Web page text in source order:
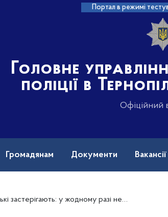
Портал в режимі
Головне
поліції в
Офіційний
Громадянам Документи Вакансії
у жодному разі не переходьте за посиланнями від незнайомців